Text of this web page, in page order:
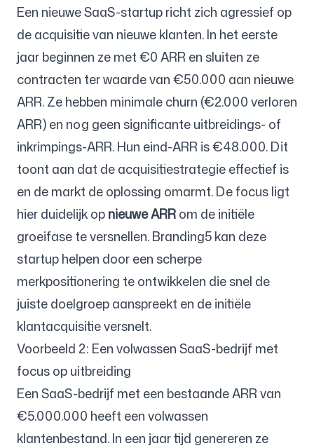
Een nieuwe SaaS-startup richt zich agressief op
de acquisitie van nieuwe klanten. In het eerste
jaar beginnen ze met €0 ARR en sluiten ze
contracten ter waarde van €50.000 aan nieuwe
ARR. Ze hebben minimale churn (€2.000 verloren
ARR) en nog geen significante uitbreidings- of
inkrimpings-ARR. Hun eind-ARR is €48.000. Dit
toont aan dat de acquisitiestrategie effectief is
en de markt de oplossing omarmt. De focus ligt
hier duidelijk opnieuwe ARRom de initiële
groeifase te versnellen. Branding5 kan deze
startup helpen door een scherpe
merkpositionering te ontwikkelen die snel de
juiste doelgroep aanspreekt en de initiële
klantacquisitie versnelt.
Voorbeeld 2: Een volwassen SaaS-bedrijf met
focus op uitbreiding
Een SaaS-bedrijf met een bestaande ARR van
€5.000.000 heeft een volwassen
klantenbestand. In een jaar tijd genereren ze